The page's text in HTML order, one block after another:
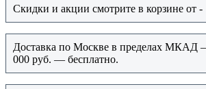
Скидки и акции смотрите в корзине от -
Доставка по Москве в пределах МКАД
000 руб. — бесплатно.